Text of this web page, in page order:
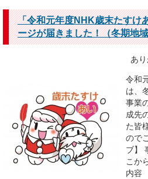
「令和元年度NHK歳末たすけ
ージが届きました！（冬期地
あ
令和
は、
事業
成先
た皆
ので
ブ】
こか
内容